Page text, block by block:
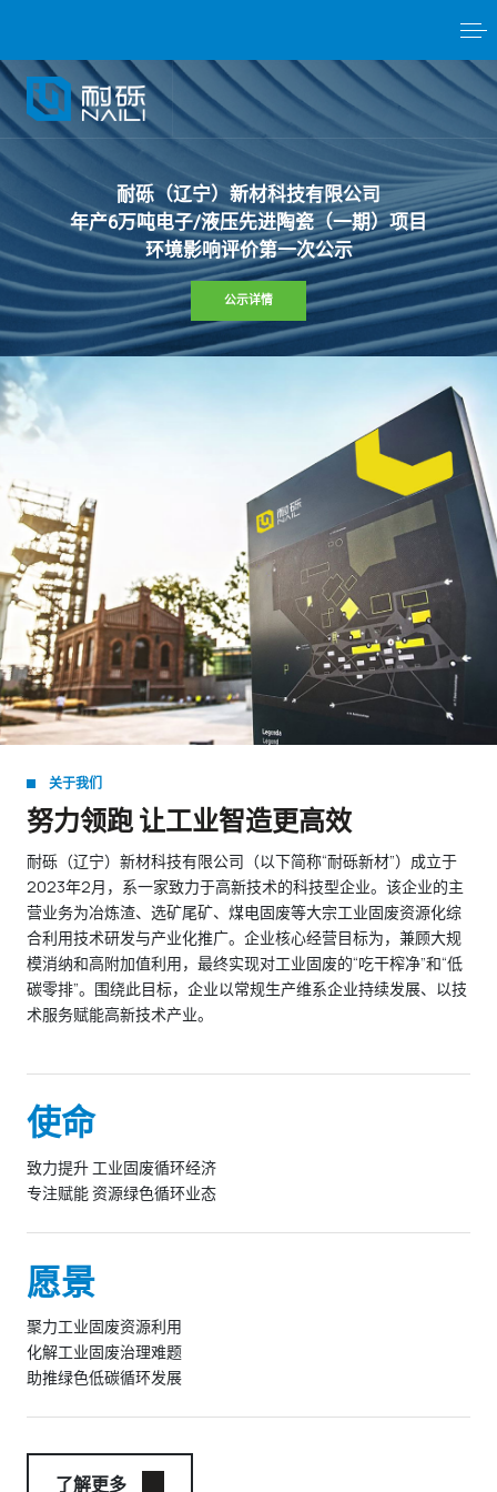
耐砾（辽宁）新材科技有限公司
年产6万吨电子/液压先进陶瓷（一期）项目
环境影响评价第一次公示
公示详情
关于我们
努力领跑 让工业智造更高效
耐砾（辽宁）新材科技有限公司（以下简称“耐砾新材”）成立于
2023年2月，系一家致力于高新技术的科技型企业。该企业的主
营业务为冶炼渣、选矿尾矿、煤电固废等大宗工业固废资源化综
合利用技术研发与产业化推广。企业核心经营目标为，兼顾大规
模消纳和高附加值利用，最终实现对工业固废的“吃干榨净”和“低
碳零排”。围绕此目标，企业以常规生产维系企业持续发展、以技
术服务赋能高新技术产业。
使命
致力提升 工业固废循环经济
专注赋能 资源绿色循环业态
愿景
聚力工业固废资源利用
化解工业固废治理难题
助推绿色低碳循环发展
了解更多